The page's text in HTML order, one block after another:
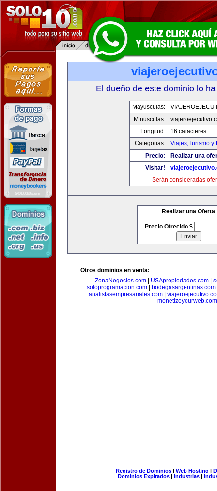
El dueño de este dominio lo
Mayusculas:
Minusculas:
Longitud:
16 caracteres
Categorias:
Viajes,Turismo y
Precio:
Realizar una
Visitar!
Serán consideradas
Realizar una Oferta
Precio Ofrecido $
Otros dominios en venta:
ZonaNegocios.com
USApropiedades.com
soloprogramacion.com| bodegasargentinas.com
analistasempresariales.com
monetizeyourweb.com
Registro de Dominios| Web Hosting |
Dominios Expirados | Industrias |